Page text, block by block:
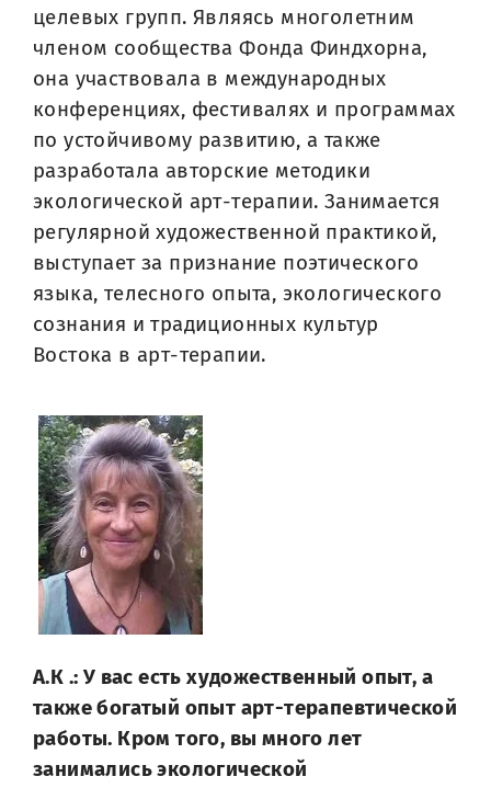
целевых групп. Являясь многолетним
членом сообщества Фонда Финдхорна,
она участвовала в международных
конференциях, фестивалях и программах
по устойчивому развитию, а также
разработала авторские методики
экологической арт-терапии. Занимается
регулярной художественной практикой,
выступает за признание поэтического
языка, телесного опыта, экологического
сознания и традиционных культур
Востока в арт-терапии.
А.К .: У вас есть художественный опыт, а
также богатый опыт арт-терапевтической
работы. Кром того, вы много лет
занимались экологической